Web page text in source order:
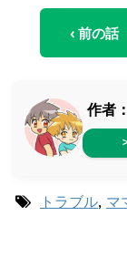
‹ 前の話
作者：
トラブル, マ